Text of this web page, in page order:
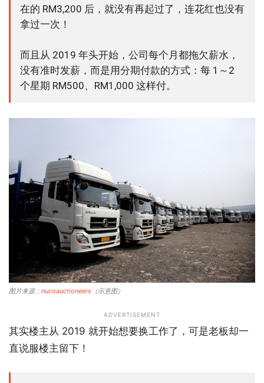
在的 RM3,200 后，就没有再起过了，连花红也没有
拿过一次！
而且从 2019 年头开始，公司每个月都拖欠薪水，
没有准时发薪，而是用分期付款的方式：每 1～2
个星期 RM500、RM1,000 这样付。
图片来源： nucoauctioneers （示意图）
ADVERTISEMENT
其实楼主从 2019 就开始想要换工作了，可是老板却一
直说服楼主留下！